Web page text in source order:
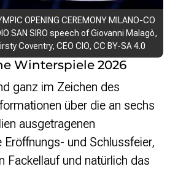
OPENING CEREMONY MILANO-CO
SAN SIRO speech of Giovanni Malagò,
Coventry, CEO CIO, CC BY-SA 4.0
Winterspiele 2026
ganz im Zeichen des
über die an sechs
ausgetragenen
Eröffnungs- und Schlussfeier,
Fackellauf und natürlich das